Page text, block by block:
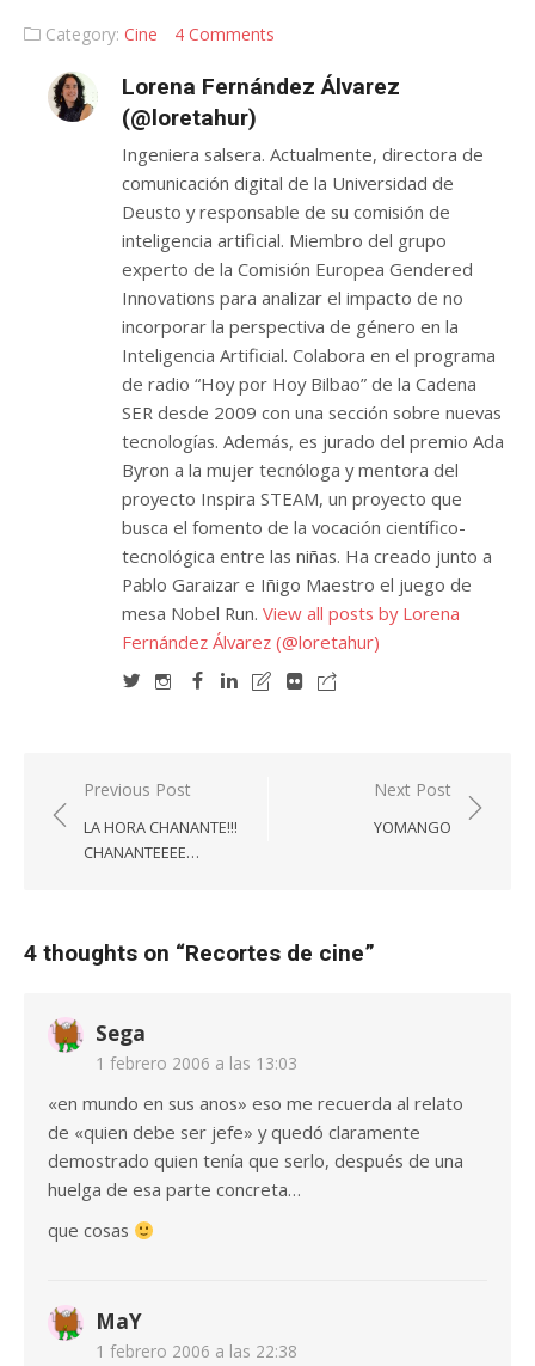
Category: Cine 4 Comments
Lorena Fernández Álvarez
(@loretahur)
Ingeniera salsera. Actualmente, directora de
comunicación digital de la Universidad de
Deusto y responsable de su comisión de
inteligencia artificial. Miembro del grupo
experto de la Comisión Europea Gendered
Innovations para analizar el impacto de no
incorporar la perspectiva de género en la
Inteligencia Artificial. Colabora en el programa
de radio “Hoy por Hoy Bilbao” de la Cadena
SER desde 2009 con una sección sobre nuevas
tecnologías. Además, es jurado del premio Ada
Byron a la mujer tecnóloga y mentora del
proyecto Inspira STEAM, un proyecto que
busca el fomento de la vocación científico-
tecnológica entre las niñas. Ha creado junto a
Pablo Garaizar e Iñigo Maestro el juego de
mesa Nobel Run. View all posts by Lorena
Fernández Álvarez (@loretahur)
Navegación
de
entradas
Previous Post
LA HORA CHANANTE!!!
CHANANTEEEE…
Next Post
YOMANGO
4 thoughts on “Recortes de cine”
Sega
1 febrero 2006 a las 13:03
«en mundo en sus anos» eso me recuerda al relato
de «quien debe ser jefe» y quedó claramente
demostrado quien tenía que serlo, después de una
huelga de esa parte concreta…
que cosas
MaY
1 febrero 2006 a las 22:38